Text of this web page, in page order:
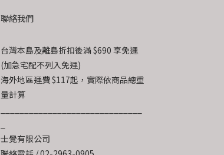
聯絡我們
台灣本島及離島折扣後滿 $690 享免運
(加急宅配不列入免運)
海外地區運費 $117起，實際依商品總重
量計算
士覺有限公司